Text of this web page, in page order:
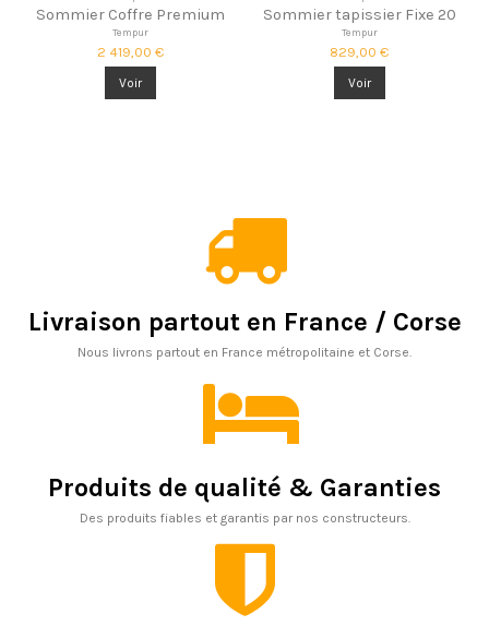
Sommier Coffre Premium
Tempur
2 419,00 €
Voir
Sommier tapissier Fixe 20
Tempur
829,00 €
Voir
Livraison partout en France / Corse
Nous livrons partout en France métropolitaine et Corse.
Produits de qualité & Garanties
Des produits fiables et garantis par nos constructeurs.